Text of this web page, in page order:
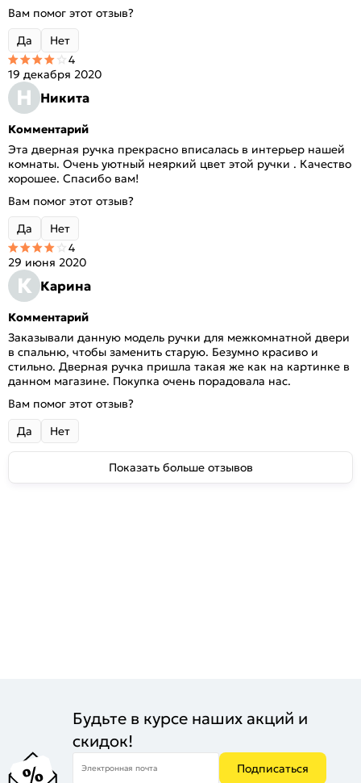
Вам помог этот отзыв?
Да
Нет
Н Никита
19 декабря 2020
4
Комментарий
Эта дверная ручка прекрасно вписалась в интерьер нашей
комнаты. Очень уютный неяркий цвет этой ручки . Качество
хорошее. Спасибо вам!
Вам помог этот отзыв?
Да
Нет
К Карина
29 июня 2020
4
Комментарий
Заказывали данную модель ручки для межкомнатной двери
в спальню, чтобы заменить старую. Безумно красиво и
стильно. Дверная ручка пришла такая же как на картинке в
данном магазине. Покупка очень порадовала нас.
Вам помог этот отзыв?
Да
Нет
Показать больше отзывов
Будьте в курсе наших акций и
скидок!
Электронная почта Подписаться